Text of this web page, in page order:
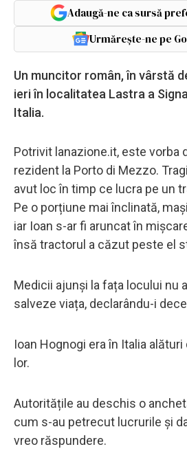
Adaugă-ne ca sursă
Urmărește-ne pe
Un muncitor român, în vârstă
ieri în localitatea Lastra a
Italia.
Potrivit lanazione.it, este vorba
rezident la Porto di Mezzo.
avut loc în timp ce lucra pe un
Pe o porțiune mai înclinată,
iar Ioan s-ar fi aruncat în
însă tractorul a căzut peste el
Medicii ajunși la fața locului nu
salveze viața, declarându-i
Ioan Hognogi era în Italia
lor.
Autoritățile au deschis o
cum s-au petrecut lucrurile și
vreo răspundere.